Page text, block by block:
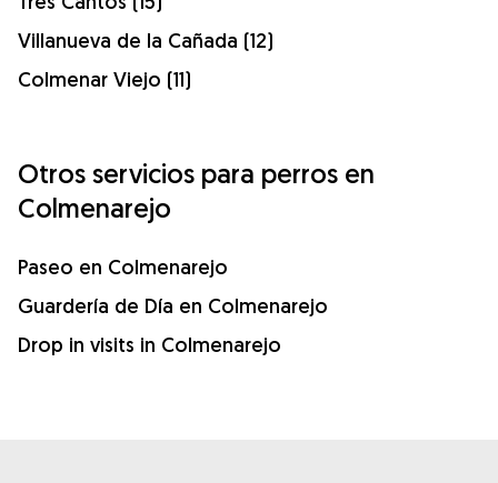
Villanueva de la Cañada (12)
Colmenar Viejo (11)
Otros servicios para perros en
Colmenarejo
Paseo en Colmenarejo
Guardería de Día en Colmenarejo
Drop in visits in Colmenarejo